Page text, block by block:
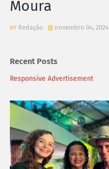
Moura
Redação novembro 04, 2024
Recent Posts
Responsive Advertisement